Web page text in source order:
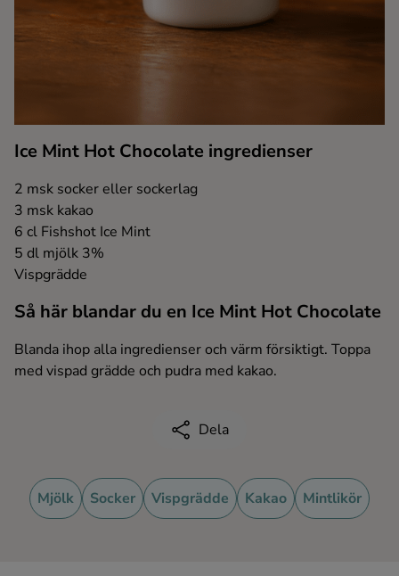
Whisky
Ice Mint Hot Chocolate ingredienser
2 msk socker eller sockerlag
3 msk kakao
6 cl Fishshot Ice Mint
5 dl mjölk 3%
Vispgrädde
Så här blandar du en Ice Mint Hot Chocolate
Blanda ihop alla ingredienser och värm försiktigt. Toppa
med vispad grädde och pudra med kakao.
Dela
Mjölk Socker Vispgrädde Kakao Mintlikör